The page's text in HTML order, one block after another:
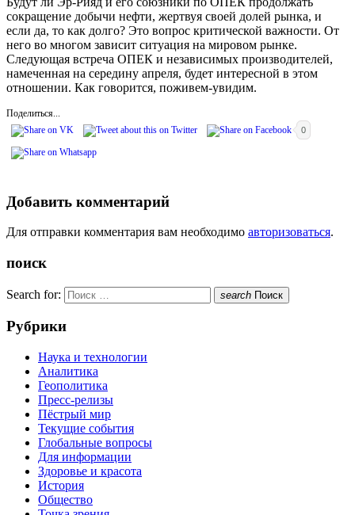
сокращение добычи нефти, жертвуя своей долей рынка, и
если да, то как долго? Это вопрос критической важности. От
него во многом зависит ситуация на мировом рынке.
Следующая встреча ОПЕК и независимых производителей,
намеченная на середину апреля, будет интересной в этом
отношении. Как говорится, поживем-увидим.
Поделиться...
0
Добавить комментарий
Для отправки комментария вам необходимо авторизоваться.
поиск
Search for: search Поиск
Рубрики
Наука и технологии
Аналитика
Геополитика
Пресс-релизы
Пёстрый мир
Текущие события
Глобальные вопросы
Для информации
Здоровье и красота
История
Общество